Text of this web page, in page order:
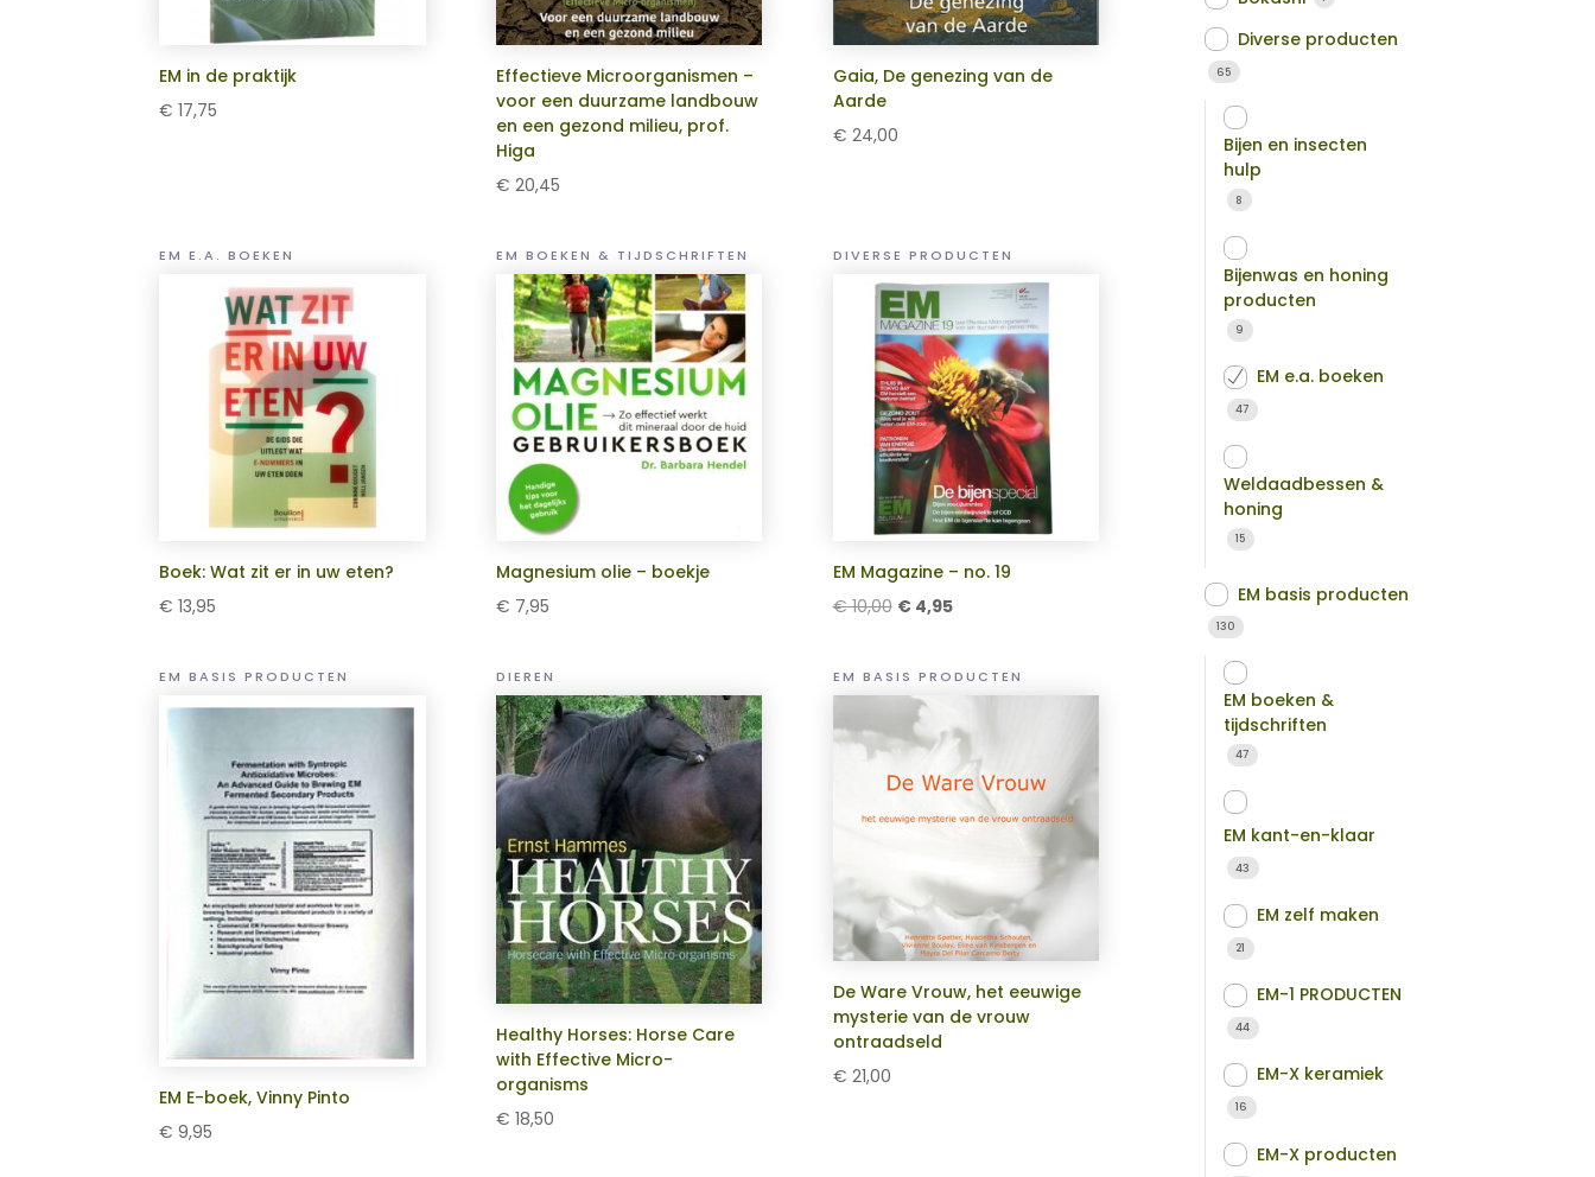
EM in de praktijk
€ 17,75
Effectieve Microorganismen –
voor een duurzame landbouw
en een gezond milieu, prof.
Higa
€ 20,45
Gaia, De genezing van de
Aarde
€ 24,00
EM E.A. BOEKEN
Boek: Wat zit er in uw eten?
€ 13,95
EM BOEKEN & TIJDSCHRIFTEN
Magnesium olie – boekje
€ 7,95
DIVERSE PRODUCTEN
EM Magazine – no. 19
€10,00 Oorspronkelijke
€ 10,00.
€4,95Huidige
€ 4,95.
EM BASIS PRODUCTEN
EM E-boek, Vinny Pinto
€ 9,95
DIEREN
Healthy Horses: Horse Care
with Effective Micro-
organisms
€ 18,50
EM BASIS PRODUCTEN
De Ware Vrouw, het eeuwige
mysterie van de vrouw
ontraadseld
€ 21,00
Diverse producten
65
Bijen en insecten
hulp
8
Bijenwas en honing
producten
9
EM e.a. boeken
47
Weldaadbessen &
honing
15
EM basis producten
130
EM boeken &
tijdschriften
47
EM kant-en-klaar
43
EM zelf maken
21
EM-1 PRODUCTEN
44
EM-X keramiek
16
EM-X producten